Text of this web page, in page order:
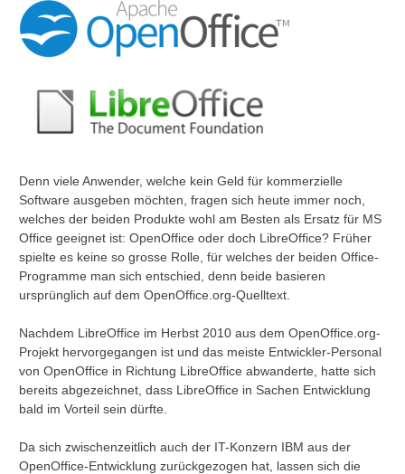
Denn viele Anwender, welche kein Geld für kommerzielle
Software ausgeben möchten, fragen sich heute immer noch,
welches der beiden Produkte wohl am Besten als Ersatz für MS
Office geeignet ist: OpenOffice oder doch LibreOffice? Früher
spielte es keine so grosse Rolle, für welches der beiden Office-
Programme man sich entschied, denn beide basieren
ursprünglich auf dem OpenOffice.org-Quelltext.
Nachdem LibreOffice im Herbst 2010 aus dem OpenOffice.org-
Projekt hervorgegangen ist und das meiste Entwickler-Personal
von OpenOffice in Richtung LibreOffice abwanderte, hatte sich
bereits abgezeichnet, dass LibreOffice in Sachen Entwicklung
bald im Vorteil sein dürfte.
Da sich zwischenzeitlich auch der IT-Konzern IBM aus der
OpenOffice-Entwicklung zurückgezogen hat, lassen sich die